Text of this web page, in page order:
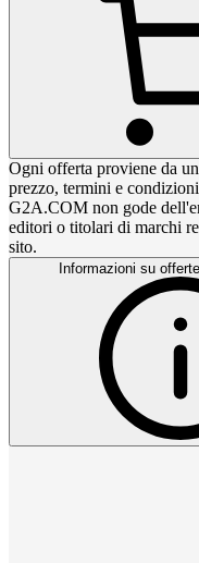
Ogni offerta proviene da
prezzo, termini e
G2A.COM non gode
editori o titolari di marchi
sito.
Informazioni su